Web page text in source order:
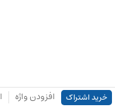
خرید اشتراک افزودن واژه